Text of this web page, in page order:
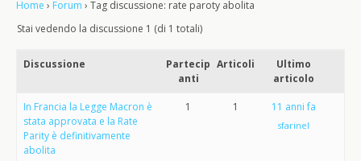
Home › Forum › Tag discussione: rate paroty abolita
Stai vedendo la discussione 1 (di 1 totali)
Discussione
Partecip
anti
Articoli
Ultimo
articolo
In Francia la Legge Macron è
stata approvata e la Rate
Parity è definitivamente
abolita
1 1 11 anni fa
sfarinel